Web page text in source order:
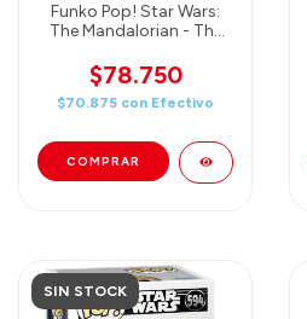
Funko Pop! Star Wars:
The Mandalorian - The
$78.750
$70.875 con Efectivo
SIN STOCK